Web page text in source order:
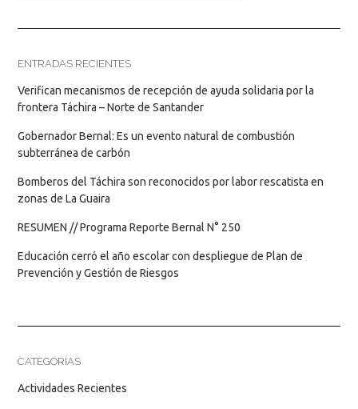
ENTRADAS RECIENTES
Verifican mecanismos de recepción de ayuda solidaria por la
frontera Táchira – Norte de Santander
Gobernador Bernal: Es un evento natural de combustión
subterránea de carbón
Bomberos del Táchira son reconocidos por labor rescatista en
zonas de La Guaira
RESUMEN // Programa Reporte Bernal N° 250
Educación cerró el año escolar con despliegue de Plan de
Prevención y Gestión de Riesgos
CATEGORÍAS
Actividades Recientes